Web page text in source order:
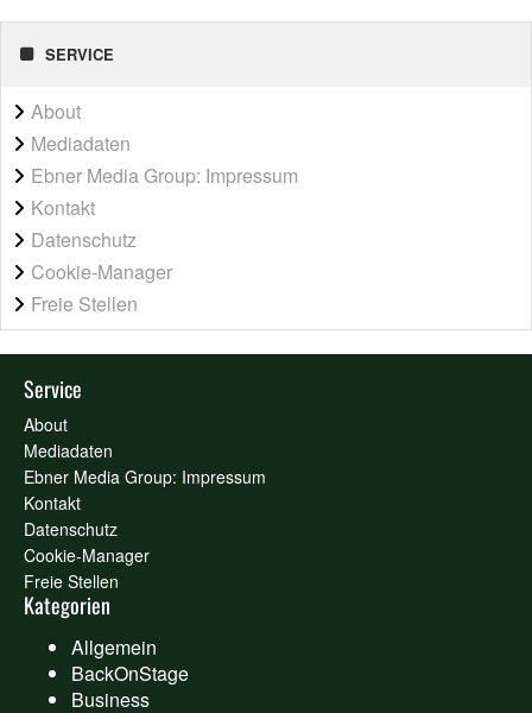
SERVICE
About
Mediadaten
Ebner Media Group: Impressum
Kontakt
Datenschutz
Cookie-Manager
Freie Stellen
Service
About
Mediadaten
Ebner Media Group: Impressum
Kontakt
Datenschutz
Cookie-Manager
Freie Stellen
Kategorien
Allgemein
BackOnStage
Business